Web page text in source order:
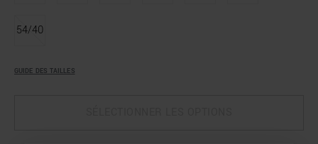
54/40
GUIDE DES TAILLES